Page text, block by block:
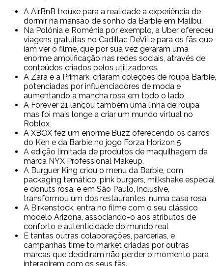
A AirBnB trouxe para a realidade a experiência de
dormir na mansão de sonho da Barbie em Malibu,
Na Polónia e Roménia por exemplo, a Uber ofereceu
viagens gratuitas no Cadillac DeVille para os fãs que
iam ver o filme, que por sua vez geraram uma
enorme amplificação nas redes sociais, através de
conteúdos criados pelos utilizadores.
A Zara e a Primark, criaram coleções de roupa Barbie,
potenciadas por influenciadores de moda e
aumentando a mancha rosa em todo o lado,
A Forever 21 lançou também uma linha de roupa
mas foi mais longe a criar um mundo virtual no
Roblox
A XBOX fez um enorme Buzz oferecendo os carros
do Ken e da Barbie no jogo Forza Horizon 5
A edição limitada de produtos de maquilhagem da
marca NYX Professional Makeup,
A Burguer King criou o menu da Barbie, com
packaging temático, pink burgers, milkshake especial
e donuts rosa, e em São Paulo, inclusive,
transformou um dos restaurantes, numa casa rosa.
A Birkenstock, entra no filme com o seu clássico
modelo Arizona, associando-o aos atributos de
conforto e autenticidade do mundo real
E tantas outras colaborações, parcerias, e
campanhas time to market criadas por outras
marcas que decidiram não perder o momento para
interagirem com os seus fãs.